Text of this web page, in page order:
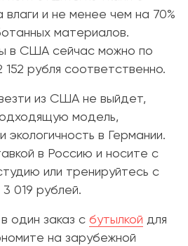
влаги и не менее чем на 70%
материалов.
в США сейчас можно по
рубля соответственно.
из США не выйдет,
модель,
в Германии.
в Россию и носите с
или тренируйтесь с
019 рублей.
один заказ с бутылкой для
на зарубежной